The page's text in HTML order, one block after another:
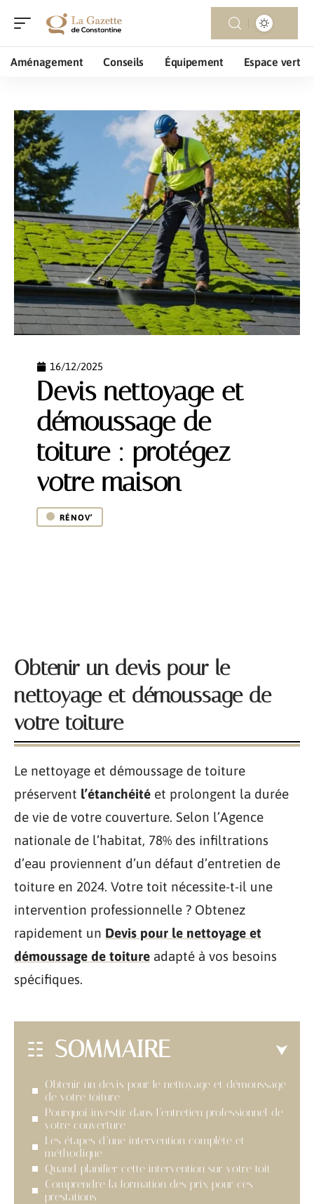
Aménagement Conseils Équipement Espace vert
16/12/2025
Devis nettoyage et
démoussage de
toiture : protégez
votre maison
RÉNOV’
Obtenir un devis pour le
nettoyage et démoussage de
votre toiture
Le nettoyage et démoussage de toiture
préservent l’étanchéité et prolongent la durée
de vie de votre couverture. Selon l’Agence
nationale de l’habitat, 78% des infiltrations
d’eau proviennent d’un défaut d’entretien de
toiture en 2024. Votre toit nécessite-t-il une
intervention professionnelle ? Obtenez
rapidement un Devis pour le nettoyage et
démoussage de toiture adapté à vos besoins
spécifiques.
SOMMAIRE
Obtenir un devis pour le nettoyage et démoussage
de votre toiture
Pourquoi investir dans l’entretien professionnel de
votre couverture
Les étapes d’une intervention complète et
méthodique
Quand planifier cette intervention sur votre toit
Comprendre la formation des prix pour ces
prestations